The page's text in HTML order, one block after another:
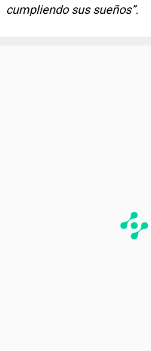
cumpliendo sus sueños”.